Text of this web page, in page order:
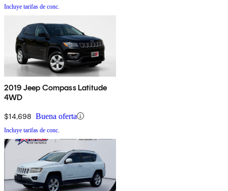
Incluye tarifas de conc.
2019 Jeep Compass Latitude
4WD
$14,698 Buena oferta
Incluye tarifas de conc.